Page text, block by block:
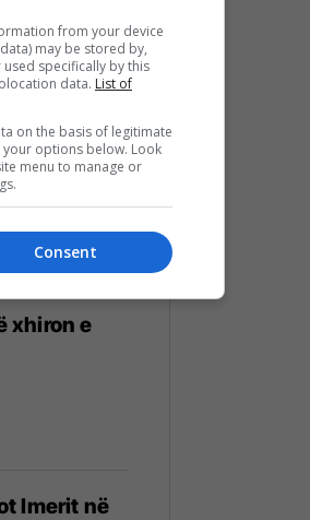
xhiron e
Imerit në
from your device
may be stored by,
specifically by this
data. List of
on the basis of legitimate
your options below. Look
menu to manage or
Consent